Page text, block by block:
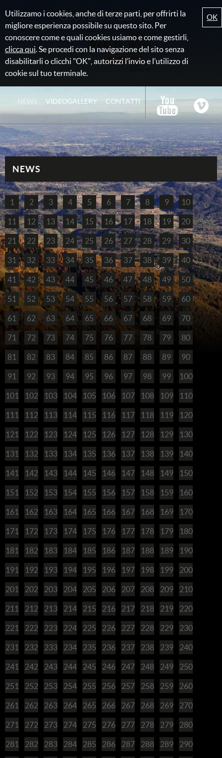
Utilizzamo i cookies, anche di terze parti, per offrirti la
migliore esperienza possibile su questo sito. Per
conoscere come e quali cookies usiamo e come gestirli,
clicca qui. Se procedi con la navigazione del sito senza
disabilitarli o clicchi "OK", autorizzi l’invio e l’utilizzo di
cookie sul tuo terminale.
OK
Giovanni Carraro
NEWS VIDEOGALLERY CONTATTI
NEWS
1 2 3 4 5 6 7 8 9 10
11 12 13 14 15 16 17 18 19 20
21 22 23 24 25 26 27 28 29 30
31 32 33 34 35 36 37 38 39 40
41 42 43 44 45 46 47 48 49 50
51 52 53 54 55 56 57 58 59 60
61 62 63 64 65 66 67 68 69 70
71 72 73 74 75 76 77 78 79 80
81 82 83 84 85 86 87 88 89 90
91 92 93 94 95 96 97 98 99 100
101 102 103 104 105 106 107 108 109 110
111 112 113 114 115 116 117 118 119 120
121 122 123 124 125 126 127 128 129 130
131 132 133 134 135 136 137 138 139 140
141 142 143 144 145 146 147 148 149 150
151 152 153 154 155 156 157 158 159 160
161 162 163 164 165 166 167 168 169 170
171 172 173 174 175 176 177 178 179 180
181 182 183 184 185 186 187 188 189 190
191 192 193 194 195 196 197 198 199 200
201 202 203 204 205 206 207 208 209 210
211 212 213 214 215 216 217 218 219 220
221 222 223 224 225 226 227 228 229 230
231 232 233 234 235 236 237 238 239 240
241 242 243 244 245 246 247 248 249 250
251 252 253 254 255 256 257 258 259 260
261 262 263 264 265 266 267 268 269 270
271 272 273 274 275 276 277 278 279 280
281 282 283 284 285 286 287 288 289 290